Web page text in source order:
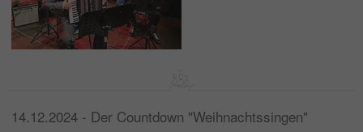
14.12.2024 - Der Countdown "Weihnachtssingen"